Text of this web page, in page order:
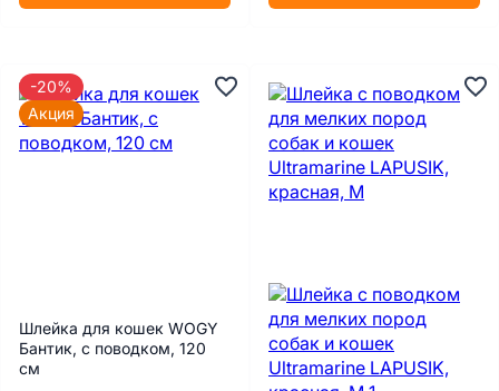
Шлейка для кошек WOGY
Бантик, с поводком, 120
см
-20%
Акция